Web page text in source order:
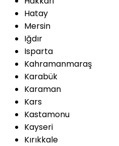
Hatay
Mersin
Iğdır
Isparta
Kahramanmaraş
Karabük
Karaman
Kars
Kastamonu
Kayseri
Kırıkkale